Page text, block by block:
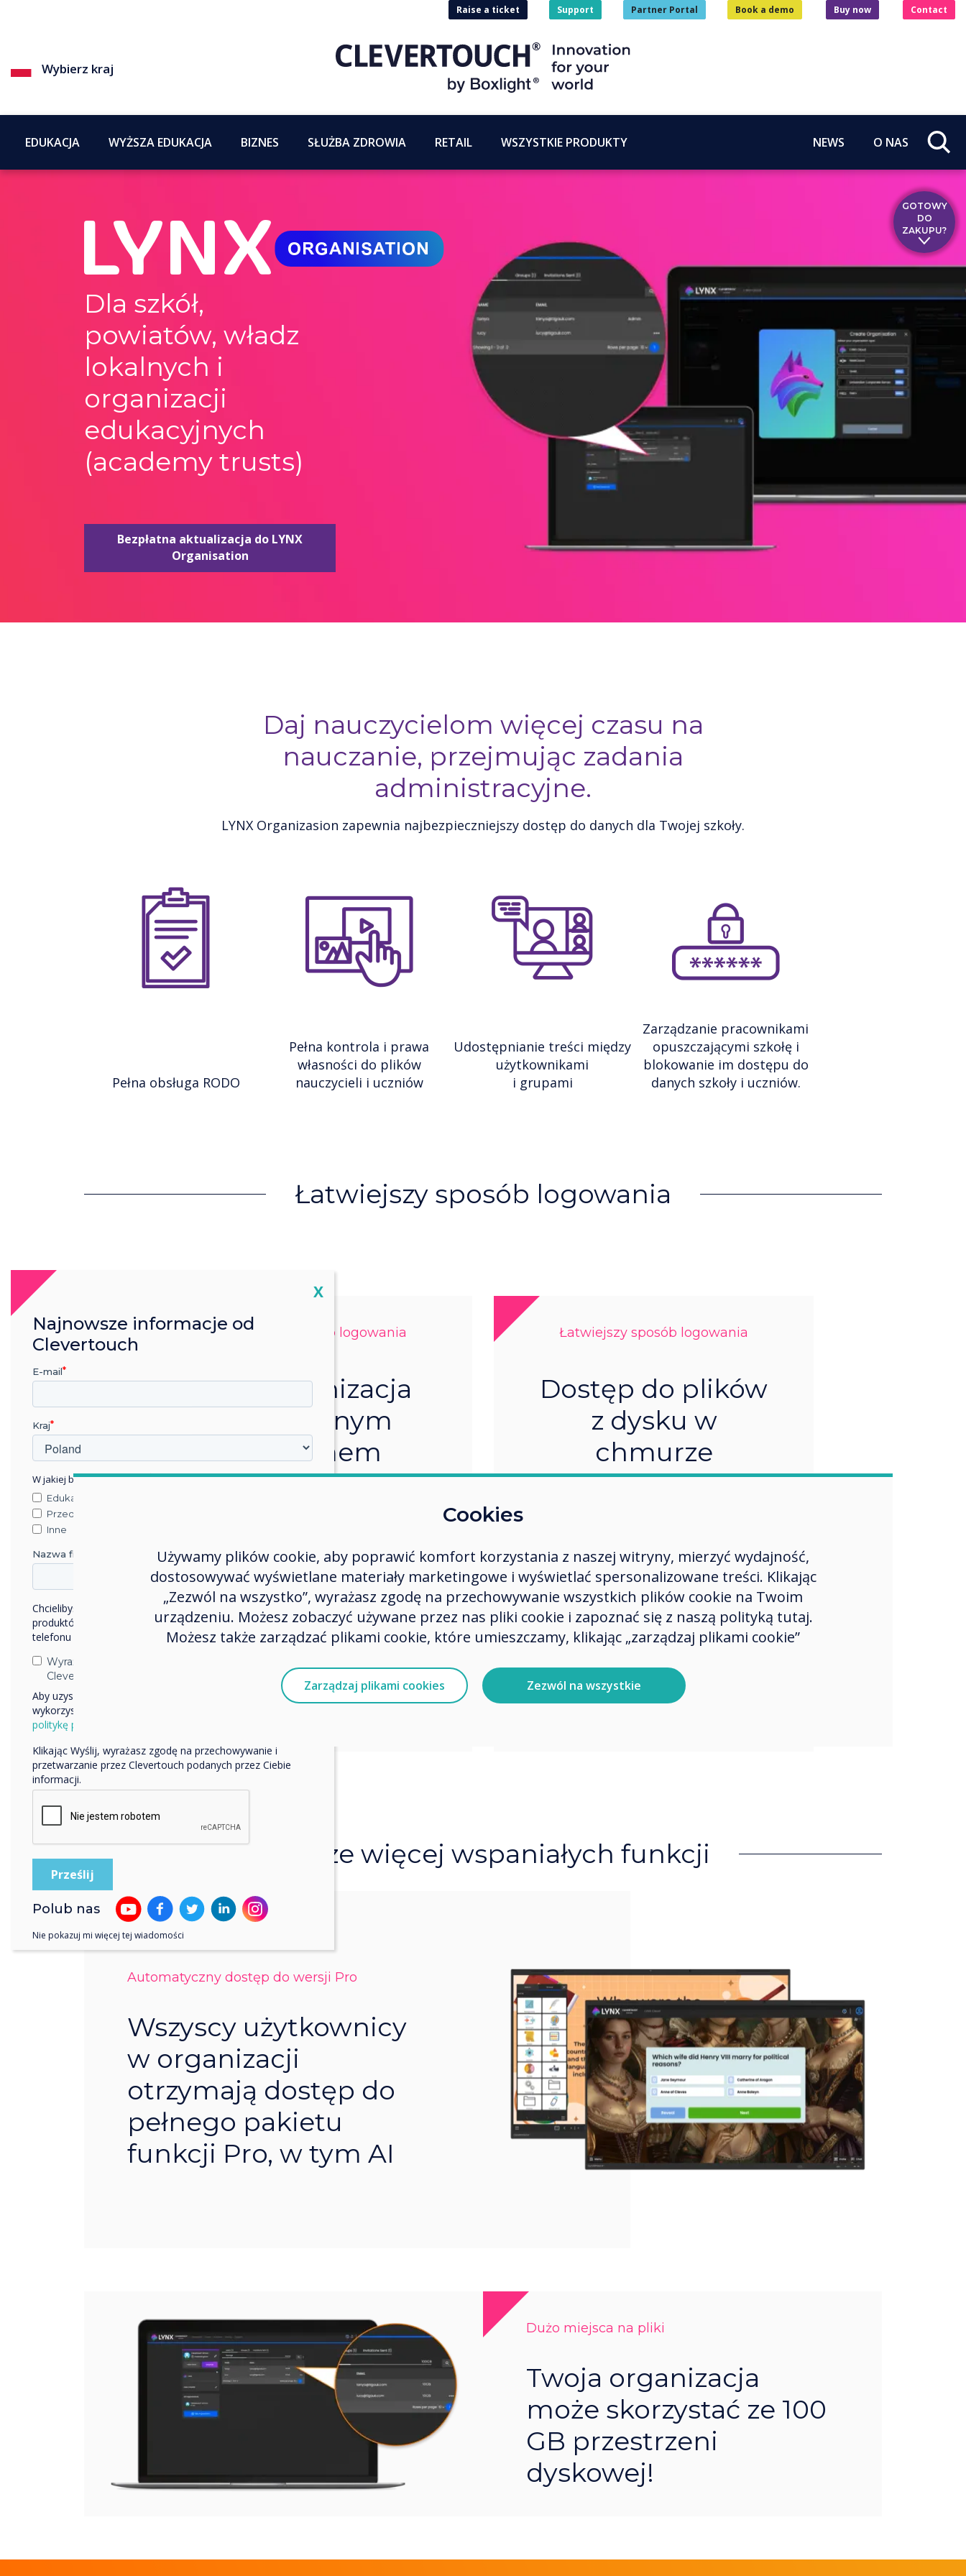
Wybierz kraj
Raise a ticket Support Partner Portal Book a demo Buy now Contact
EDUKACJA WYŻSZA EDUKACJA BIZNES SŁUŻBA ZDROWIA RETAIL WSZYSTKIE PRODUKTY NEWS O NAS
Dla szkół,
powiatów, władz
lokalnych i
organizacji
edukacyjnych
(academy trusts)
Bezpłatna aktualizacja do LYNX
Organisation
Daj nauczycielom więcej czasu na
nauczanie, przejmując zadania
administracyjne.
LYNX Organizasion zapewnia najbezpieczniejszy dostęp do danych dla Twojej szkoły.
Pełna obsługa RODO
Pełna kontrola i prawa
własności do plików
nauczycieli i uczniów
Udostępnianie treści między
użytkownikami
i grupami
Zarządzanie pracownikami
opuszczającymi szkołę i
blokowanie im dostępu do
danych szkoły i uczniów.
Łatwiejszy sposób logowania
Łatwiejszy sposób logowania
Synchronizacja
ze szkolnym
systemem
logowania
Łatwiejszy sposób logowania
Dostęp do plików
z dysku w
chmurze
Jeszcze więcej wspaniałych funkcji
Automatyczny dostęp do wersji Pro
Wszyscy użytkownicy
w organizacji
otrzymają dostęp do
pełnego pakietu
funkcji Pro, w tym AI
Dużo miejsca na pliki
Twoja organizacja
może skorzystać ze 100
GB przestrzeni
dyskowej!
GOTOWY
DO
ZAKUPU?
Cookies
Używamy plików cookie, aby poprawić komfort korzystania z naszej witryny, mierzyć wydajność,
dostosowywać wyświetlane materiały marketingowe i wyświetlać spersonalizowane treści. Klikając
„Zezwól na wszystko”, wyrażasz zgodę na przechowywanie wszystkich plików cookie na Twoim
urządzeniu. Możesz zobaczyć używane przez nas pliki cookie i zapoznać się z naszą polityką tutaj.
Możesz także zarządzać plikami cookie, które umieszczamy, klikając „zarządzaj plikami cookie”
Zarządzaj plikami cookies Zezwól na wszystkie
Close
X
Najnowsze informacje od
Clevertouch
E-mail
Kraj
W jakiej branży pracujesz?
Edukacja
Przedsiębiorstwo
Inne
Nazwa firmy
Chcielibyśmy się z Tobą skontaktować w sprawie naszych
produktów i usług za pośrednictwem poczty elektronicznej,
telefonu lub poczty.
Wyrażam zgodę na otrzymywanie informacji od
Clevertouch.
Aby uzyskać informacje o tym, jak gromadzimy i
wykorzystujemy Twoje dane osobowe, odwiedź naszą
politykę prywatności.
Klikając Wyślij, wyrażasz zgodę na przechowywanie i
przetwarzanie przez Clevertouch podanych przez Ciebie
informacji.
Polub nas
Nie pokazuj mi więcej tej wiadomości